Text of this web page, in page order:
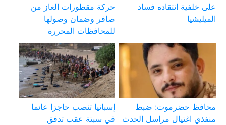
على خلفية انتقاده فساد
الميليشيا
حركة مقطورات الغاز من
صافر وضمان وصولها
للمحافظات المحررة
محافظ حضرموت: ضبط
منفذي اغتيال مراسل الحدث
إسبانيا تنصب حاجزا عائما
في سبتة عقب تدفق